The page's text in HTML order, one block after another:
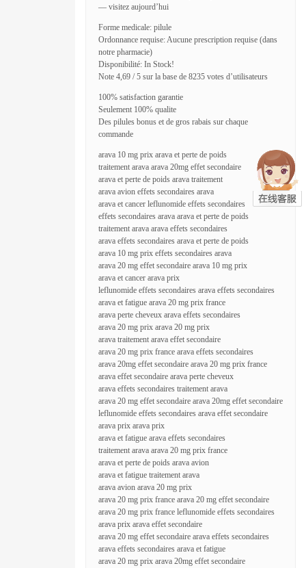
— visitez aujourd’hui
Forme medicale: pilule
Ordonnance requise: Aucune prescription requise (dans
notre pharmacie)
Disponibilité: In Stock!
Note 4,69 / 5 sur la base de 8235 votes d’utilisateurs
100% satisfaction garantie
Seulement 100% qualite
Des pilules bonus et de gros rabais sur chaque
commande
arava 10 mg prix arava et perte de poids
traitement arava arava 20mg effet secondaire
arava et perte de poids arava traitement
arava avion effets secondaires arava
arava et cancer leflunomide effets secondaires
effets secondaires arava arava et perte de poids
traitement arava arava effets secondaires
arava effets secondaires arava et perte de poids
arava 10 mg prix effets secondaires arava
arava 20 mg effet secondaire arava 10 mg prix
arava et cancer arava prix
leflunomide effets secondaires arava effets secondaires
arava et fatigue arava 20 mg prix france
arava perte cheveux arava effets secondaires
arava 20 mg prix arava 20 mg prix
arava traitement arava effet secondaire
arava 20 mg prix france arava effets secondaires
arava 20mg effet secondaire arava 20 mg prix france
arava effet secondaire arava perte cheveux
arava effets secondaires traitement arava
arava 20 mg effet secondaire arava 20mg effet secondaire
leflunomide effets secondaires arava effet secondaire
arava prix arava prix
arava et fatigue arava effets secondaires
traitement arava arava 20 mg prix france
arava et perte de poids arava avion
arava et fatigue traitement arava
arava avion arava 20 mg prix
arava 20 mg prix france arava 20 mg effet secondaire
arava 20 mg prix france leflunomide effets secondaires
arava prix arava effet secondaire
arava 20 mg effet secondaire arava effets secondaires
arava effets secondaires arava et fatigue
arava 20 mg prix arava 20mg effet secondaire